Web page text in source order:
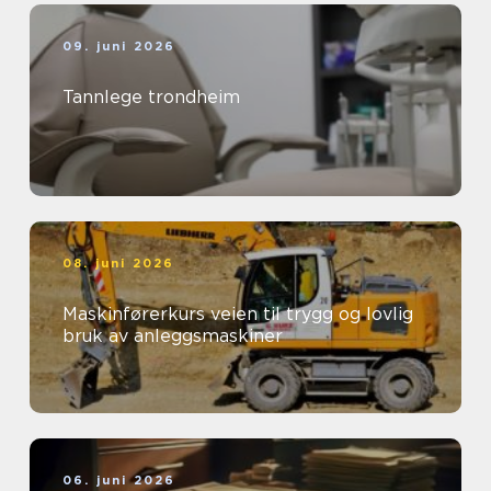
09. juni 2026
Tannlege trondheim
08. juni 2026
Maskinførerkurs veien til trygg og lovlig
bruk av anleggsmaskiner
06. juni 2026